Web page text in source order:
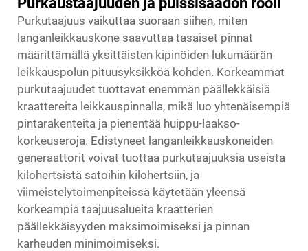
Purkutaajuus vaikuttaa suoraan siihen, miten
langanleikkauskone saavuttaa tasaiset pinnat
määrittämällä yksittäisten kipinöiden lukumäärän
leikkauspolun pituusyksikköä kohden. Korkeammat
purkutaajuudet tuottavat enemmän päällekkäisiä
kraattereita leikkauspinnalla, mikä luo yhtenäisempiä
pintarakenteita ja pienentää huippu-laakso-
korkeuseroja. Edistyneet langanleikkauskoneiden
generaattorit voivat tuottaa purkutaajuuksia useista
kilohertsistä satoihin kilohertsiin, ja
viimeistelytoimenpiteissä käytetään yleensä
korkeampia taajuusalueita kraatterien
päällekkäisyyden maksimoimiseksi ja pinnan
karheuden minimoimiseksi.